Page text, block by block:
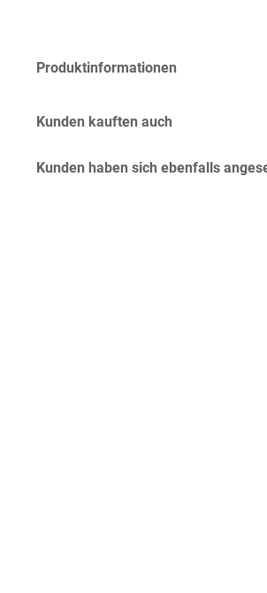
Produktinformationen
Kunden kauften auch
Kunden haben sich ebenfalls